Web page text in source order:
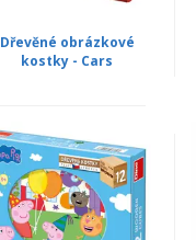
Dřevěné obrázkové
kostky - Cars